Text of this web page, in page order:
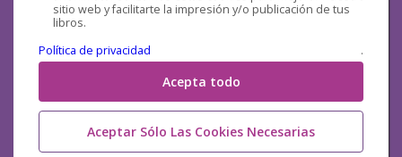
sitio web y facilitarte la impresión y/o publicación de tus
libros.
Política de privacidad
.
Acepta todo
Aceptar Sólo Las Cookies Necesarias